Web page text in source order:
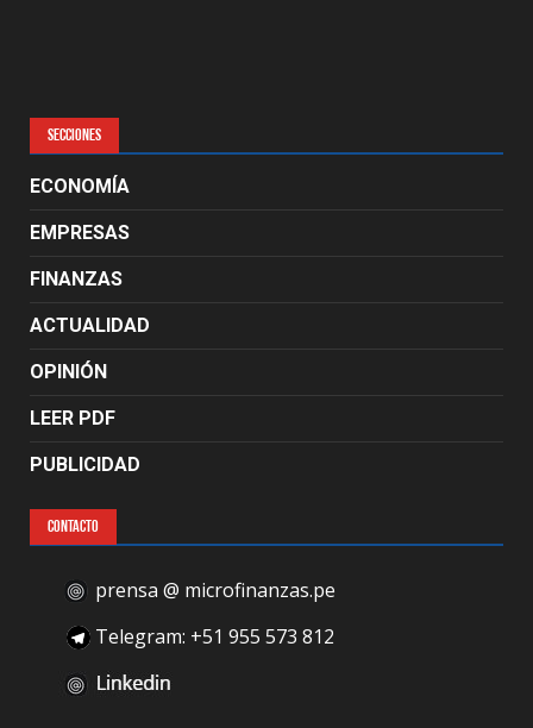
SECCIONES
ECONOMÍA
EMPRESAS
FINANZAS
ACTUALIDAD
OPINIÓN
LEER PDF
PUBLICIDAD
CONTACTO
prensa @ microfinanzas.pe
Telegram: +51 955 573 812